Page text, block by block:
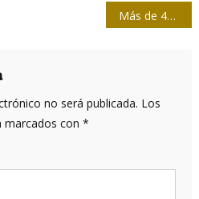
Más de 400 mil niños y niñas viven en la calle en la Unión Europea
no será publicada. Los
con *